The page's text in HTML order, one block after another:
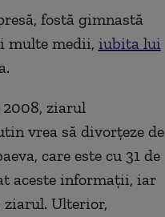
fostă gimnastă
multe medii, iubita lui
2008, ziarul
vrea să divorțeze de
care este cu 31 de
aceste informații, iar
Ulterior,